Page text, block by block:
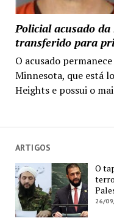
Policial acusado
transferido para
O acusado
Minnesota, que está
Heights e possui o
ARTIGOS
O
26/